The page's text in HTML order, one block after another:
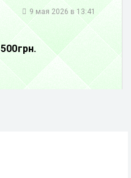
9 мая 2026 в 13:41
500 грн.